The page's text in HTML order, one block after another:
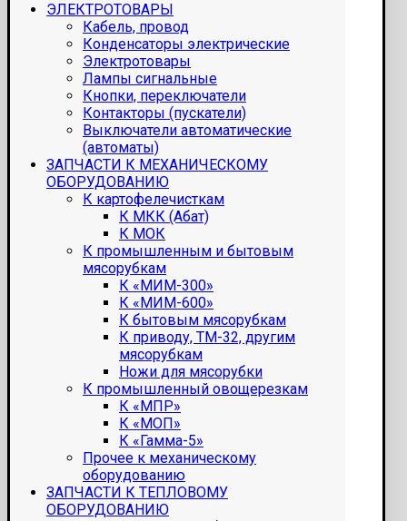
ЭЛЕКТРОТОВАРЫ
Кабель, провод
Конденсаторы электрические
Электротовары
Лампы сигнальные
Кнопки, переключатели
Контакторы (пускатели)
Выключатели автоматические
(автоматы)
ЗАПЧАСТИ К МЕХАНИЧЕСКОМУ
ОБОРУДОВАНИЮ
К картофелечисткам
К МКК (Абат)
К МОК
К промышленным и бытовым
мясорубкам
К «МИМ-300»
К «МИМ-600»
К бытовым мясорубкам
К приводу, ТМ-32, другим
мясорубкам
Ножи для мясорубки
К промышленный овощерезкам
К «МПР»
К «МОП»
К «Гамма-5»
Прочее к механическому
оборудованию
ЗАПЧАСТИ К ТЕПЛОВОМУ
ОБОРУДОВАНИЮ